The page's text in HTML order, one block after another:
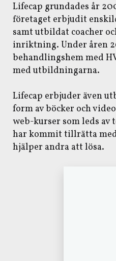
Lifecap grundades år
företaget erbjudit
samt utbildat coacher
inriktning. Under åren
behandlingshem med
med utbildningarna.
Lifecap erbjuder även
form av böcker och
web-kurser som leds av
har kommit tillrätta
hjälper andra att lösa.